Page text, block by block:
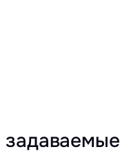
задаваемые